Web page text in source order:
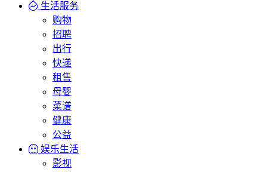
生活服务
购物
招聘
出行
快递
租售
母婴
菜谱
健康
公益
娱乐生活
影视